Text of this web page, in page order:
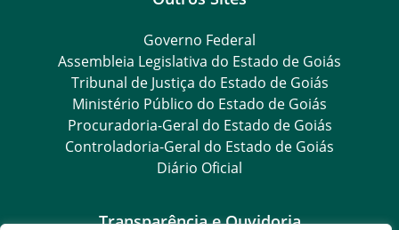
Governo Federal
Assembleia Legislativa do Estado de Goiás
Tribunal de Justiça do Estado de Goiás
Ministério Público do Estado de Goiás
Procuradoria-Geral do Estado de Goiás
Controladoria-Geral do Estado de Goiás
Diário Oficial
Transparência e Ouvidoria